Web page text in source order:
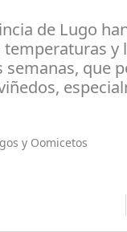
de Lugo
y
que
y Oomicetos